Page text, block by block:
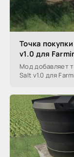
Точка
v1.0 для
Мод добавляет
Salt v1.0 для